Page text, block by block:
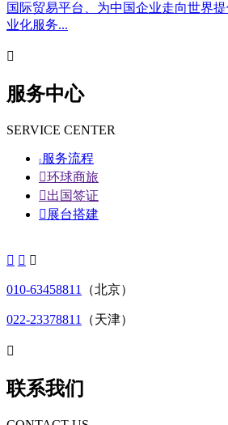
国际贸易平台、为中国企业走向世界
业化服务...

服务中心
SERVICE CENTER
 服务流程
环球商旅
出国签证
 展台搭建
  
010-63458811 （北京）
022-23378811 （天津）

联系我们